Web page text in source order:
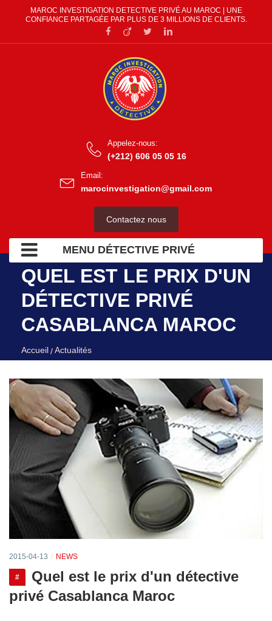
MAROC INVESTIGATION DETECTIVE PRIVÉ AU MAROC | UNE
CONFIANCE PARTAGÉE PAR PLUS DE 3 MILLIONS DE CLIENTS.
Appelez-nous:
(+212) 606 05 05 16
Email:
marocinvestigation@gmail.com
Contactez nous
MENU DÉTECTIVE PRIVÉ
QUEL EST LE PRIX D'UN
DÉTECTIVE PRIVÉ
CASABLANCA MAROC
Accueil Actualités
2015-04-13 NEWS
#
Quel est le prix d'un détective
privé Casablanca Maroc